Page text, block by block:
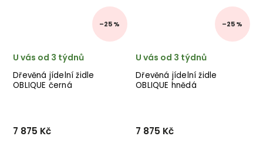
–25 %
Dřevěná jídelní židle
OBLIQUE černá
U vás od 3 týdnů
7 875 Kč
–25 %
Dřevěná jídelní židle
OBLIQUE hnědá
U vás od 3 týdnů
7 875 Kč